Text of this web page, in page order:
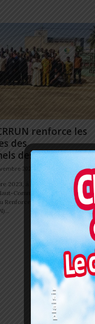
renforce les
des
des médias
2023 0
2023, à l'hôtel La Concorde de
Commissariat à la
Renforcement de l’Unité